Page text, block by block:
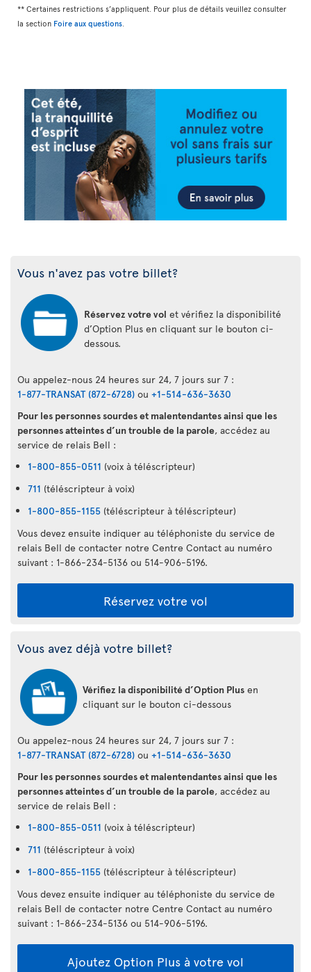
** Certaines restrictions s’appliquent. Pour plus de détails veuillez consulter
la section Foire aux questions
Vous n'avez pas votre billet?
Réservez votre vol et vérifiez la disponibilité
d’Option Plus en cliquant sur le bouton ci-
dessous.
Ou appelez-nous 24 heures sur 24, 7 jours sur 7 :
1-877-TRANSAT (872-6728) ou +1-514-636-3630
Pour les personnes sourdes et malentendantes ainsi que les
personnes atteintes d’un trouble de la parole, accédez au
service de relais Bell :
1-800-855-0511 (voix à téléscripteur)
711 (téléscripteur à voix)
1-800-855-1155 (téléscripteur à téléscripteur)
Vous devez ensuite indiquer au téléphoniste du service de
relais Bell de contacter notre Centre Contact au numéro
suivant : 1-866-234-5136 ou 514-906-5196.
Réservez votre vol
Vous avez déjà votre billet?
Vérifiez la disponibilité d’Option Plus en
cliquant sur le bouton ci-dessous
Ou appelez-nous 24 heures sur 24, 7 jours sur 7 :
1-877-TRANSAT (872-6728) ou +1-514-636-3630
Pour les personnes sourdes et malentendantes ainsi que les
personnes atteintes d’un trouble de la parole, accédez au
service de relais Bell :
1-800-855-0511 (voix à téléscripteur)
711 (téléscripteur à voix)
1-800-855-1155 (téléscripteur à téléscripteur)
Vous devez ensuite indiquer au téléphoniste du service de
relais Bell de contacter notre Centre Contact au numéro
suivant : 1-866-234-5136 ou 514-906-5196.
Ajoutez Option Plus à votre vol